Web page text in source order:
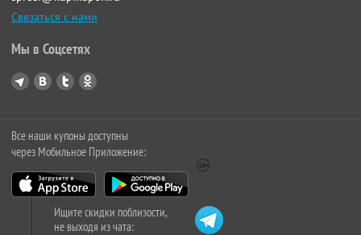
Связаться с нами
Мы в Соцсетях
Все наши купоны доступны
через Мобильное Приложение:
Ищите скидки поблизости,
не выходя из чата: